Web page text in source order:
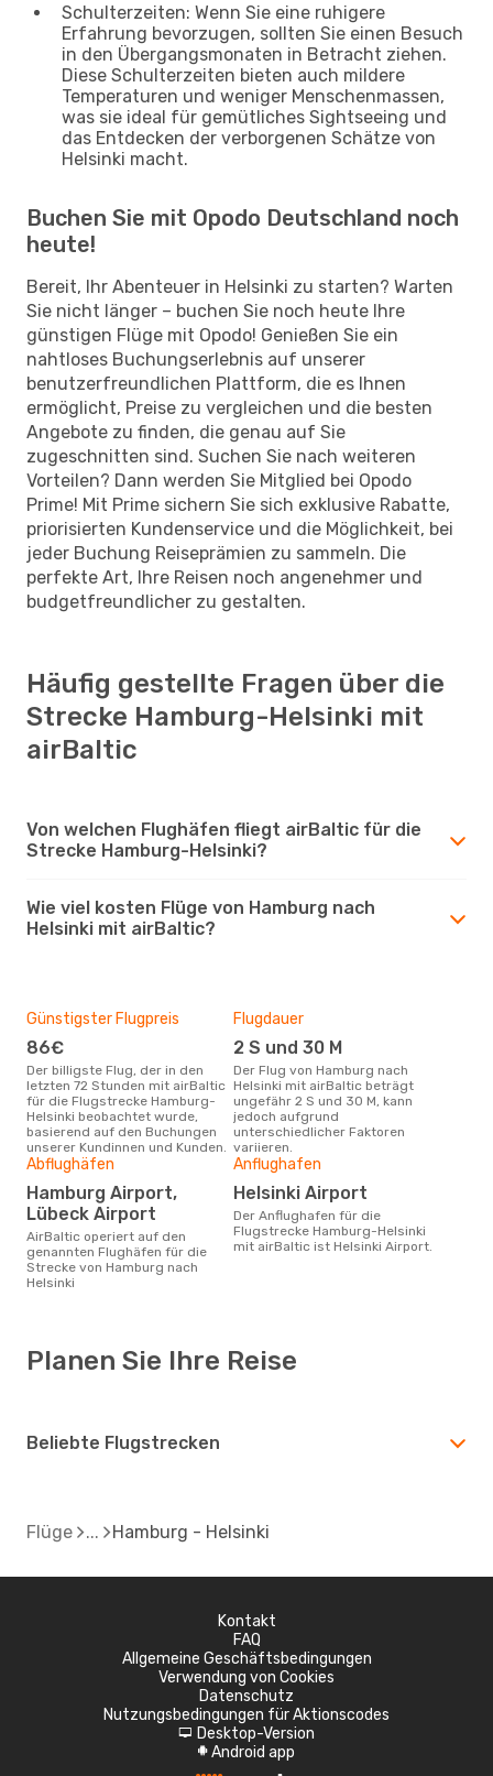
Schulterzeiten: Wenn Sie eine ruhigere
Erfahrung bevorzugen, sollten Sie einen Besuch
in den Übergangsmonaten in Betracht ziehen.
Diese Schulterzeiten bieten auch mildere
Temperaturen und weniger Menschenmassen,
was sie ideal für gemütliches Sightseeing und
das Entdecken der verborgenen Schätze von
Helsinki macht.
Buchen Sie mit Opodo Deutschland noch
heute!
Bereit, Ihr Abenteuer in Helsinki zu starten? Warten
Sie nicht länger – buchen Sie noch heute Ihre
günstigen Flüge mit Opodo! Genießen Sie ein
nahtloses Buchungserlebnis auf unserer
benutzerfreundlichen Plattform, die es Ihnen
ermöglicht, Preise zu vergleichen und die besten
Angebote zu finden, die genau auf Sie
zugeschnitten sind. Suchen Sie nach weiteren
Vorteilen? Dann werden Sie Mitglied bei Opodo
Prime! Mit Prime sichern Sie sich exklusive Rabatte,
priorisierten Kundenservice und die Möglichkeit, bei
jeder Buchung Reiseprämien zu sammeln. Die
perfekte Art, Ihre Reisen noch angenehmer und
budgetfreundlicher zu gestalten.
Häufig gestellte Fragen über die
Strecke Hamburg-Helsinki mit
airBaltic
Von welchen Flughäfen fliegt airBaltic für die
Strecke Hamburg-Helsinki?
Wie viel kosten Flüge von Hamburg nach
Helsinki mit airBaltic?
Günstigster Flugpreis
86€
Der billigste Flug, der in den
letzten 72 Stunden mit airBaltic
für die Flugstrecke Hamburg-
Helsinki beobachtet wurde,
basierend auf den Buchungen
unserer Kundinnen und Kunden.
Flugdauer
2 S und 30 M
Der Flug von Hamburg nach
Helsinki mit airBaltic beträgt
ungefähr 2 S und 30 M, kann
jedoch aufgrund
unterschiedlicher Faktoren
variieren.
Abflughäfen
Hamburg Airport,
Lübeck Airport
airBaltic operiert auf den
genannten Flughäfen für die
Strecke von Hamburg nach
Helsinki
Anflughafen
Helsinki Airport
Der Anflughafen für die
Flugstrecke Hamburg-Helsinki
mit airBaltic ist Helsinki Airport.
Planen Sie Ihre Reise
Beliebte Flugstrecken
Flüge Hamburg - Helsinki
Kontakt
FAQ
Allgemeine Geschäftsbedingungen
Verwendung von Cookies
Datenschutz
Nutzungsbedingungen für Aktionscodes
d Desktop-Version
A Android app